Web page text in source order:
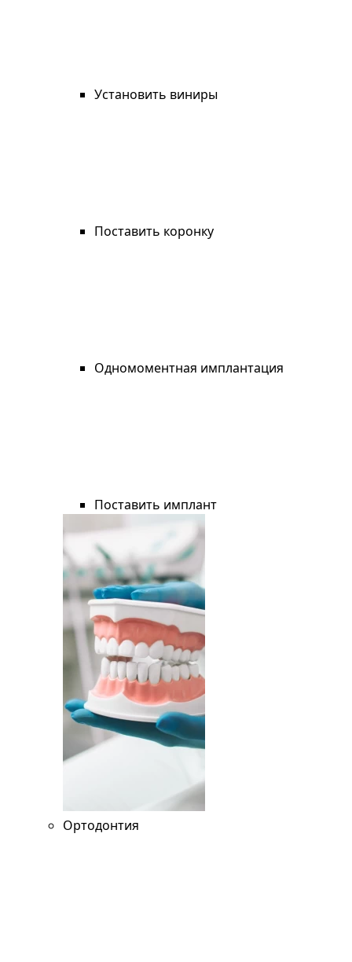
Установить виниры
Поставить коронку
Одномоментная имплантация
Поставить имплант
Ортодонтия